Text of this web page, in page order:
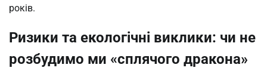
років.
Ризики та екологічні виклики: чи не
розбудимо ми «сплячого дракона»